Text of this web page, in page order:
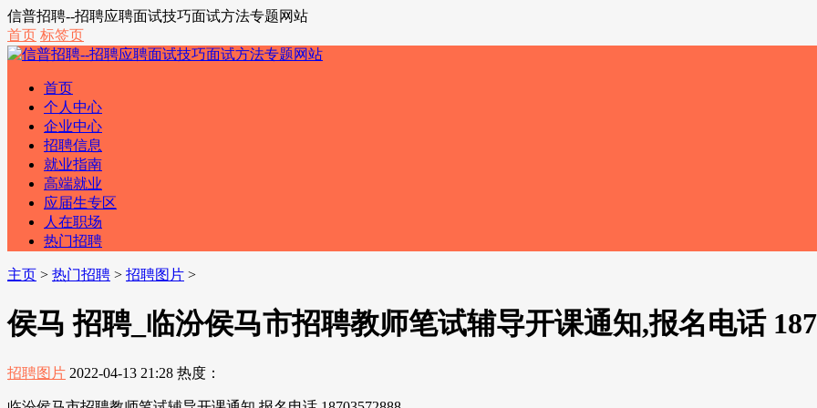
信普招聘--招聘应聘面试技巧面试方法专题网站
首页 标签页
首页
个人中心
企业中心
招聘信息
就业指南
高端就业
应届生专区
人在职场
热门招聘
主页 > 热门招聘 > 招聘图片 >
侯马 招聘_临汾侯马市招聘教师笔试辅导开课通知,报名电话
招聘图片 2022-04-13 21:28 热度：